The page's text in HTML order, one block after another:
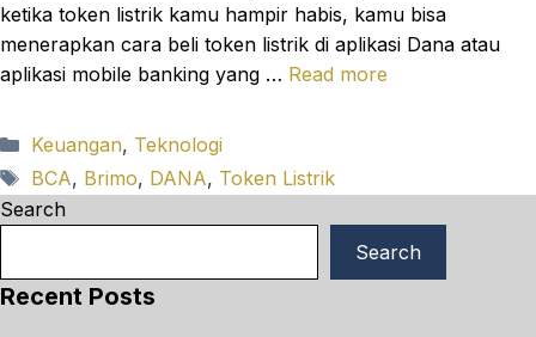
ketika token listrik kamu hampir habis, kamu bisa
menerapkan cara beli token listrik di aplikasi Dana atau
aplikasi mobile banking yang … Read more
Categories
Keuangan, Teknologi
Tags
BCA, Brimo, DANA, Token Listrik
Search
Search
Recent Posts